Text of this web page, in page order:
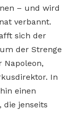
– und wird
verbannt.
sich der
der Strenge
Napoleon,
In
einen
die jenseits